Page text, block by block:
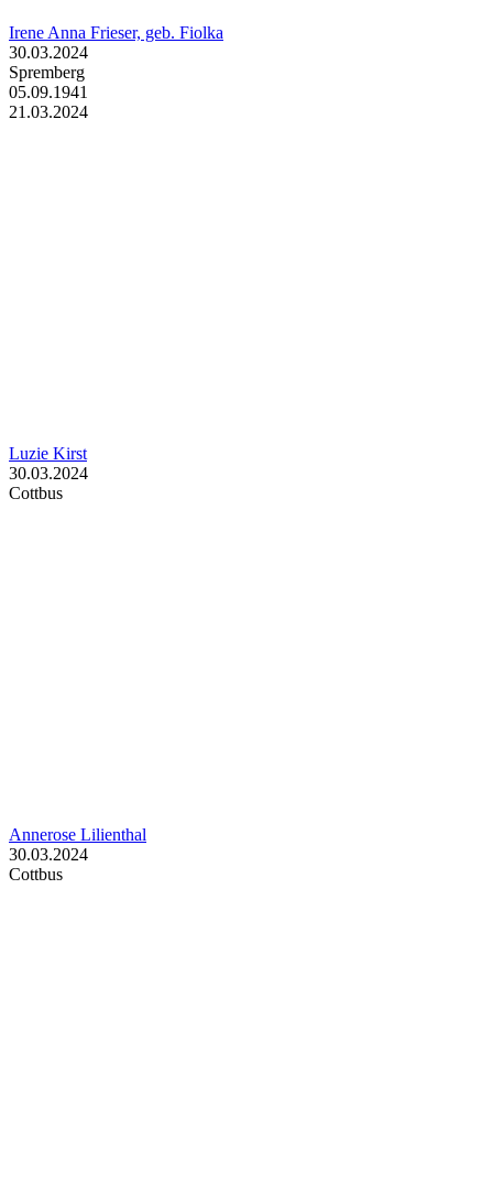
Irene Anna Frieser, geb. Fiolka
30.03.2024
Spremberg
05.09.1941
21.03.2024
Luzie Kirst
30.03.2024
Cottbus
Annerose Lilienthal
30.03.2024
Cottbus